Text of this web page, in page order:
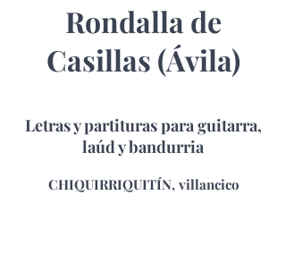
Rondalla de
Casillas (Ávila)
Letras y partituras para guitarra,
laúd y bandurria
CHIQUIRRIQUITÍN, villancico